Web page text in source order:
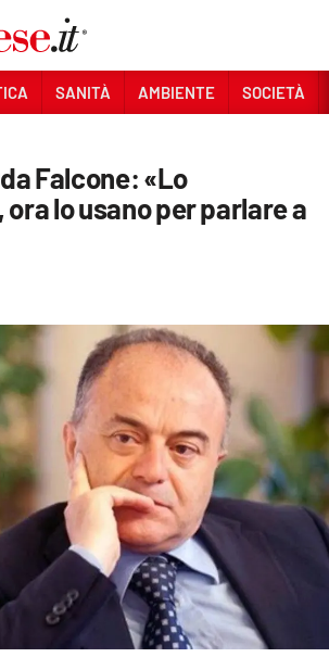
SANITÀ AMBIENTE SOCIETÀ
Falcone: «Lo
lo usano per parlare a